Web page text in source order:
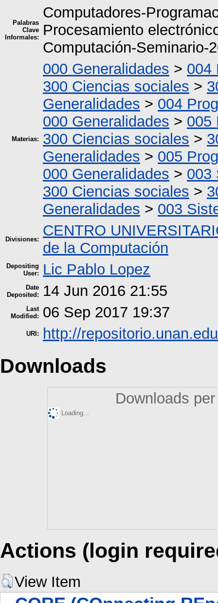
Palabras
Clave
Informales:
Computadores-
Procesamiento
Computación-Seminario-
Materias:
000 Generalidades > 004
300 Ciencias sociales >
Generalidades > 004
000 Generalidades > 005
300 Ciencias sociales >
Generalidades > 005
000 Generalidades > 003
300 Ciencias sociales >
Generalidades > 003
Divisiones:
CENTRO
de la Computación
Depositing
User:
Lic Pablo Lopez
Date
Deposited:
14 Jun 2016 21:55
Last
Modified:
06 Sep 2017 19:37
URI: http://
Downloads
Downloads
Loading...
Actions (login
View Item